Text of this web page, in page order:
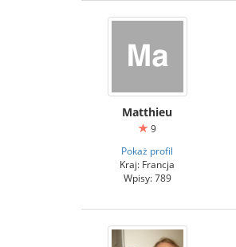
Matthieu
9
Pokaż profil
Kraj: Francja
Wpisy: 789